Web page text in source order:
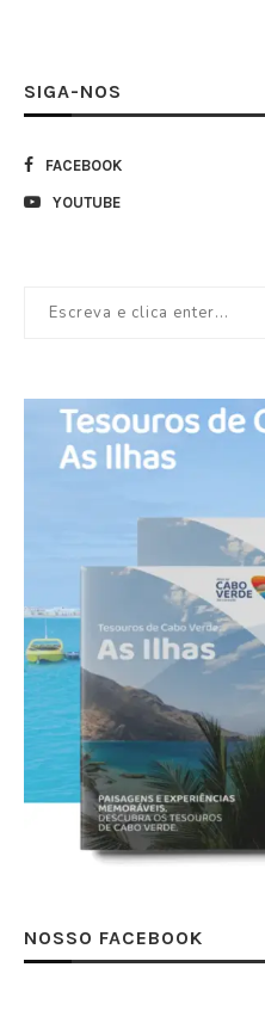
SIGA-NOS
FACEBOOK
YOUTUBE
NOSSO FACEBOOK